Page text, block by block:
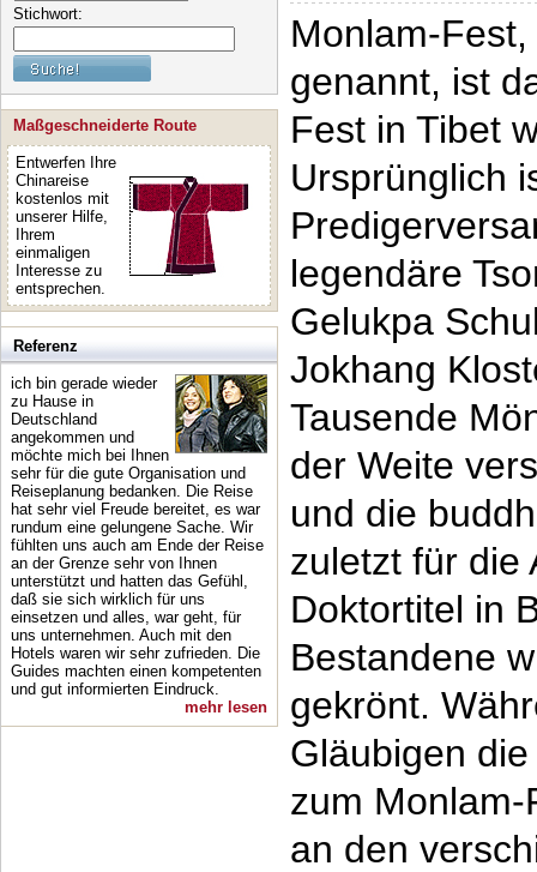
Stichwort:
Maßgeschneiderte Route
Entwerfen Ihre
Chinareise
kostenlos mit
unserer Hilfe,
Ihrem
einmaligen
Interesse zu
entsprechen.
Referenz
ich bin gerade wieder
zu Hause in
Deutschland
angekommen und
möchte mich bei Ihnen
sehr für die gute Organisation und
Reiseplanung bedanken. Die Reise
hat sehr viel Freude bereitet, es war
rundum eine gelungene Sache. Wir
fühlten uns auch am Ende der Reise
an der Grenze sehr von Ihnen
unterstützt und hatten das Gefühl,
daß sie sich wirklich für uns
einsetzen und alles, war geht, für
uns unternehmen. Auch mit den
Hotels waren wir sehr zufrieden. Die
Guides machten einen kompetenten
und gut informierten Eindruck.
mehr lesen
Monlam-
genannt, ist
Fest in Tibet
Ursprünglich
legendäre
Gelukpa
Jokhang
Tausende
der Weite
und die
zuletzt für die
Doktortitel in
Bestandene
gekrönt.
Gläubigen
zum
an den